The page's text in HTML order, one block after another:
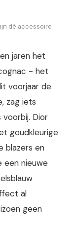
dé accessoire
jaren het
- het
voorjaar de
zag iets
voorbij. Dior
goudkleurige
blazers en
een nieuwe
al
geen